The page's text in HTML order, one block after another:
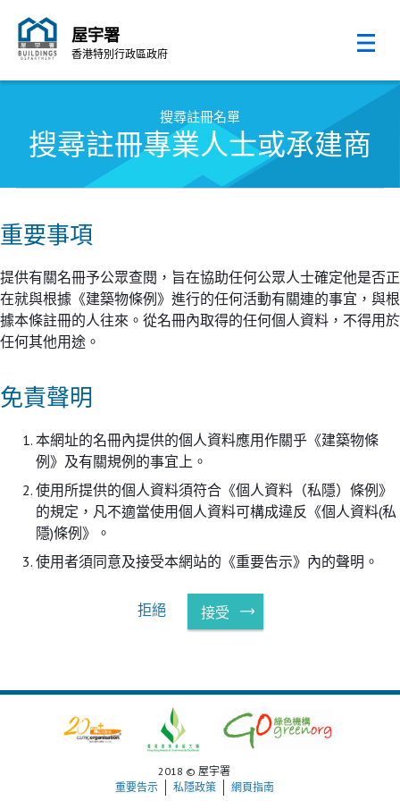
屋宇署
香港特別行政區政府
搜尋註冊名單
搜尋註冊專業人士或承建商
重要事項
提供有關名冊予公眾查閱，旨在協助任何公眾人士確定他是否正
在就與根據《建築物條例》進行的任何活動有關連的事宜，與根
據本條註冊的人往來。從名冊內取得的任何個人資料，不得用於
任何其他用途。
免責聲明
本網址的名冊內提供的個人資料應用作關乎《建築物條
例》及有關規例的事宜上。
使用所提供的個人資料須符合《個人資料（私隱）條例》
的規定，凡不適當使用個人資料可構成違反《個人資料(私
隱)條例》。
使用者須同意及接受本網站的《重要告示》內的聲明。
拒絕 接受
2018 © 屋宇署
重要告示
私隱政策 網頁指南